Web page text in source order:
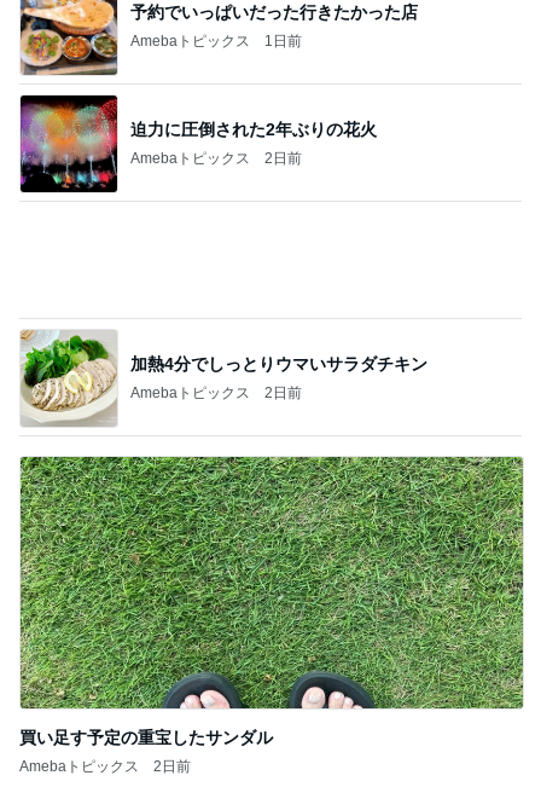
加熱4分でしっとりウマいサラダチキン
Amebaトピックス 2日前
買い足す予定の重宝したサンダル
Amebaトピックス
記事を読む
追いはぎして着た母の快適な服
Amebaトピックス 1日前
ジャンル人気記事ランキング
ゲーム(その他)
【B型論numbers】